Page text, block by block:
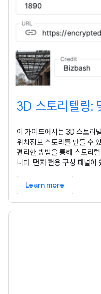
3D 스토리텔링:
이 가이드에서는 3D 스토리
위치정보 스토리를 만들 수
편리한 방법을 통해 스토리
니다. 먼저 전용 구성 패널이
imageUrl, 제목, 날짜 등의
관리 앱의 GUI를 사용하여 각
Learn more